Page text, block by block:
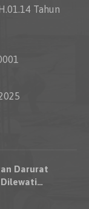
Tahun
Darurat
Dilewati